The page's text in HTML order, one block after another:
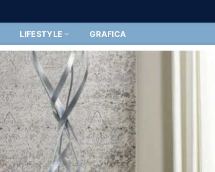
LIFESTYLE GRAFICA